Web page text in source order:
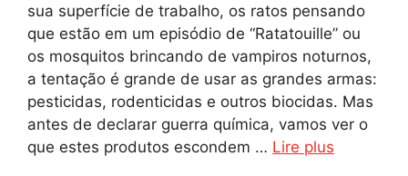
sua superfície de trabalho, os ratos pensando
que estão em um episódio de “Ratatouille” ou
os mosquitos brincando de vampiros noturnos,
a tentação é grande de usar as grandes armas:
pesticidas, rodenticidas e outros biocidas. Mas
antes de declarar guerra química, vamos ver o
que estes produtos escondem … Lire plus